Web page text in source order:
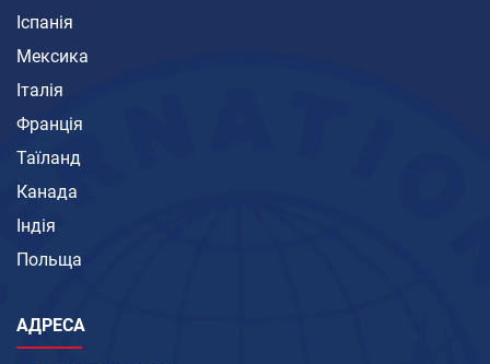
Іспанія
Мексика
Італія
Франція
Таїланд
Канада
Індія
Польща
АДРЕСА